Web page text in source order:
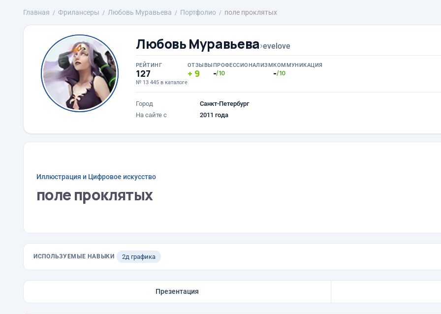
Главная Фрилансеры Любовь Муравьева Портфолио поле проклятых
Любовь Муравьева›evelove
РЕЙТИНГ
127
№ 13 445 в каталоге
ОТЗЫВЫ
9
ПРОФЕССИОНАЛИЗМ
-/10
КОММУНИКАЦИЯ
-/10
Город
Санкт-Петербург
На сайте с
2011 года
Иллюстрация и Цифровое искусство
поле проклятых
ИСПОЛЬЗУЕМЫЕ НАВЫКИ 2д графика
Презентация